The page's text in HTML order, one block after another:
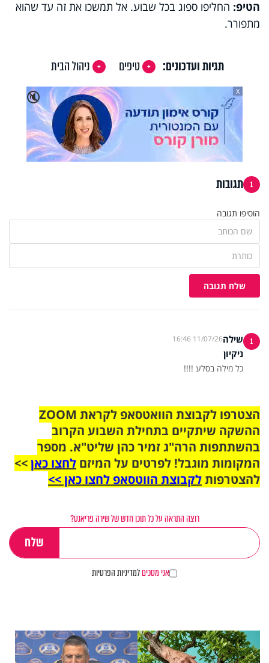
הטיפ: החליפו ספוג בכל שבוע. אל תמשכו את זה עד שהוא
מתפורר.
תגיות ועדכונים: טיפים
ניהול הבית
🔇
X
1 תגובות
הוסיפו תגובה
שלח תגובה
1 שילה11/07/26 16:46
ניקיון
כל מילה בסלע !!!!
הצטרפו לקבוצת הוואטסאפ לקראת ZOOM
ההשקה שיתקיים בתחילת השבוע הקרוב
בהשתתפות הרה"ג זמיר כהן שליט"א. מספר
המקומות מוגבל! לפרטים על המיזם לחצו כאן>>
להצטרפותלקבוצת הווטסאפ לחצו כאן >>
רוצה התראה על כל תוכן חדש של שירה פריאנט?
אני מסכיםלמדיניות הפרטיות